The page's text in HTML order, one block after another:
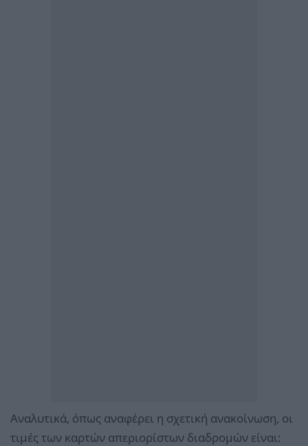
Αναλυτικά, όπως αναφέρει η σχετική ανακοίνωση, οι
τιμές των καρτών απεριορίστων διαδρομών είναι: